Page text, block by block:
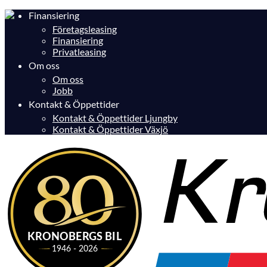
Finansiering
Företagsleasing
Finansiering
Privatleasing
Om oss
Om oss
Jobb
Kontakt & Öppettider
Kontakt & Öppettider Ljungby
Kontakt & Öppettider Växjö